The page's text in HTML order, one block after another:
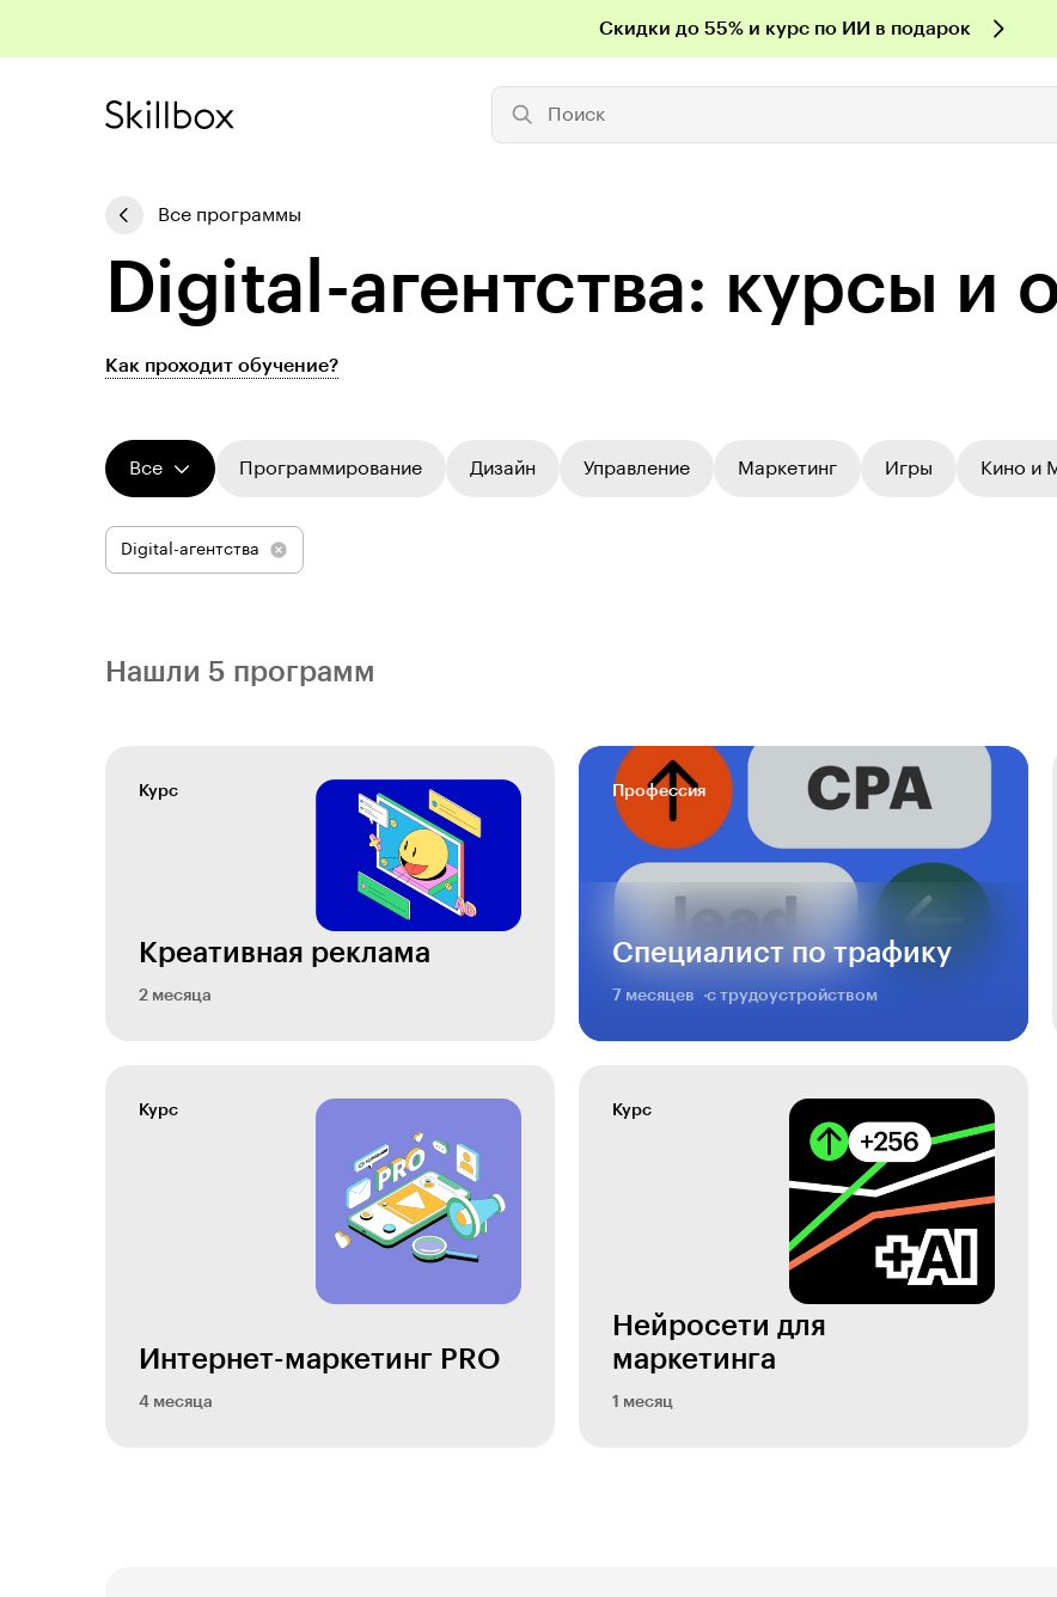
Скидки до 55% и курс по ИИ в подарок
Поиск
Все программы
Digital-агентства: курсы и
Как проходит обучение?
Все Программирование Дизайн Управление Маркетинг Игры Кино и
Digital-агентства
Нашли 5 программ
Курс
Креативная реклама
2 месяца
Профессия
Специалист по трафику
7 месяцев с трудоустройством
Курс
Интернет-маркетинг PRO
4 месяца
Курс
Нейросети для
маркетинга
1 месяц